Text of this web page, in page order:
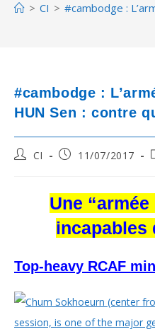
> CI > #cambodge :
#cambodge :
HUN Sen : contre
PostCI
Post11/07/2017
Une
incapables
Top-heavy RCAF